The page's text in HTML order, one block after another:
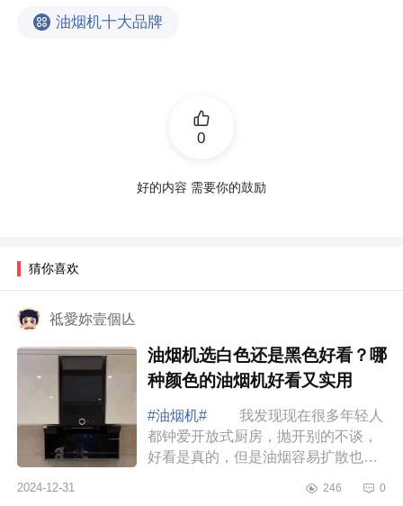
油烟机十大品牌
0
好的内容 需要你的鼓励
猜你喜欢
祗愛妳壹個亾
油烟机选白色还是黑色好看？哪
种颜色的油烟机好看又实用
#油烟机#
我发现现在很多年轻人
都钟爱开放式厨房，抛开别的不谈，
好看是真的，但是油烟容易扩散也是
下面小编为大家介绍下油烟机选白色
2024-12-31 246 0